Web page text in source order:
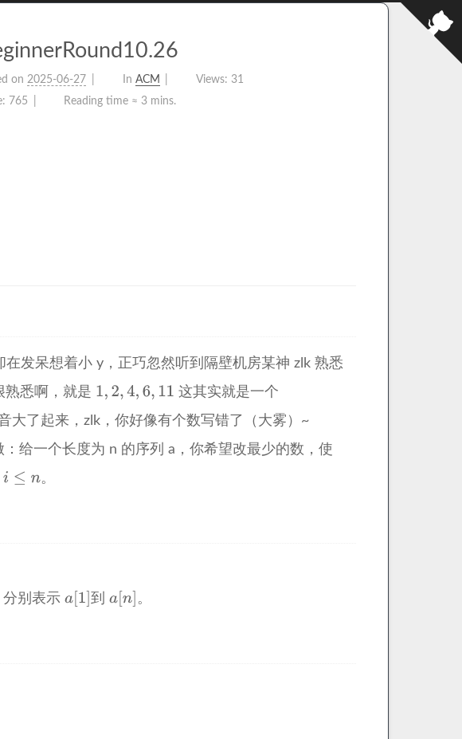
on 2025-06-27 In ACM Views: 31
765 Reading time ≈ 3 mins.
发呆想着小 y，正巧忽然听到隔壁机房某神 zlk 熟悉
熟悉啊，就是
这其实就是一个
大了起来，zlk，你好像有个数写错了（大雾）~
给一个长度为 n 的序列 a，你希望改最少的数，使
。
分别表示 到 。